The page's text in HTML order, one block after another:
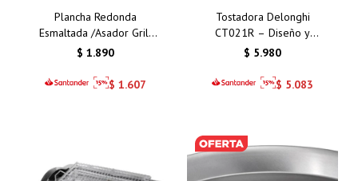
Plancha Redonda
Esmaltada /Asador Grill
Vaello Campos 36 cm –
Resistencia Garantizada
$ 1.890
$ 1.607
Tostadora Delonghi
CT021R – Diseño y
Funcionalidad para tu
$ 5.980
$ 5.083